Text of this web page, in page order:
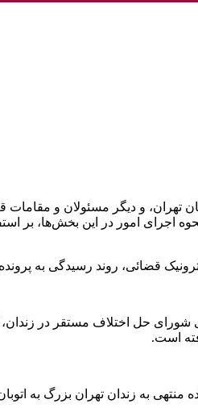
تهران، و دیگر مسئولان و
اجرای امور در این بخش‌ها، بر
خیرین و تلاش همکاران قضائی و اعضای شورای حل
منتهی به زندان تهران بزرگ به